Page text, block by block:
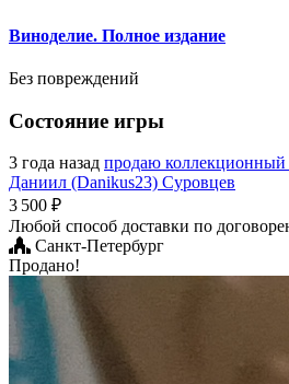
Виноделие. Полное издание
Без повреждений
Состояние игры
3 года назад продаю коллекционный
Даниил (Danikus23) Суровцев
3 500 ₽
Любой способ доставки по
Санкт-Петербург
Продано!